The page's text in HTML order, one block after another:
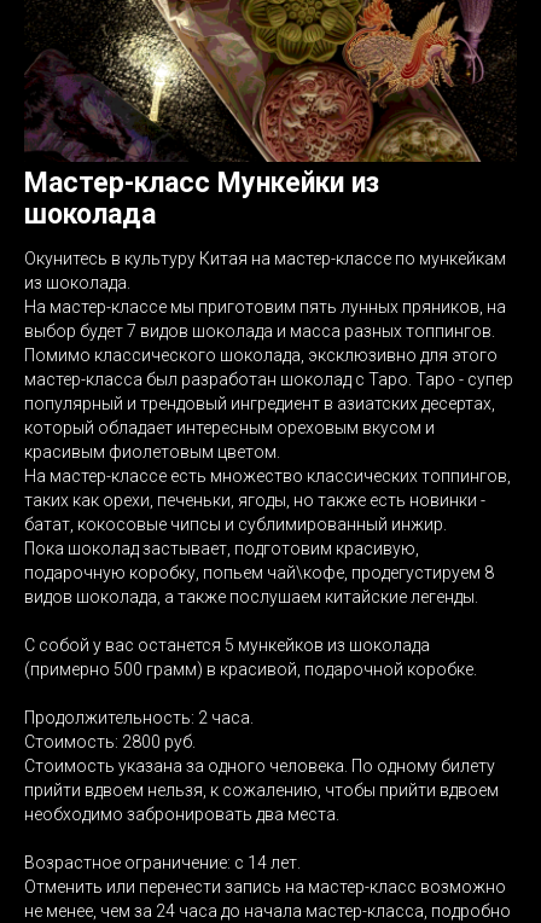
Мастер-класс Мункейки из
шоколада
Окунитесь в культуру Китая на мастер-классе по мункейкам
из шоколада.
На мастер-классе мы приготовим пять лунных пряников, на
выбор будет 7 видов шоколада и масса разных топпингов.
Помимо классического шоколада, эксклюзивно для этого
мастер-класса был разработан шоколад с Таро. Таро - супер
популярный и трендовый ингредиент в азиатских десертах,
который обладает интересным ореховым вкусом и
красивым фиолетовым цветом.
На мастер-классе есть множество классических топпингов,
таких как орехи, печеньки, ягоды, но также есть новинки -
батат, кокосовые чипсы и сублимированный инжир.
Пока шоколад застывает, подготовим красивую,
подарочную коробку, попьем чай\кофе, продегустируем 8
видов шоколада, а также послушаем китайские легенды.
С собой у вас останется 5 мункейков из шоколада
(примерно 500 грамм) в красивой, подарочной коробке.
Продолжительность: 2 часа.
Стоимость: 2800 руб.
Стоимость указана за одного человека. По одному билету
прийти вдвоем нельзя, к сожалению, чтобы прийти вдвоем
необходимо забронировать два места.
Возрастное ограничение: с 14 лет.
Отменить или перенести запись на мастер-класс возможно
не менее, чем за 24 часа до начала мастер-класса, подробно